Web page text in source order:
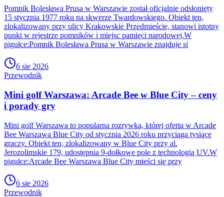
Pomnik Bolesława Prusa w Warszawie został oficjalnie odsłonięty
15 stycznia 1977 roku na skwerze Twardowskiego. Obiekt ten,
zlokalizowany przy ulicy Krakowskie Przedmieście, stanowi istotny
punkt w rejestrze pomników i miejsc pamięci narodowej.W
pigułce:Pomnik Bolesława Prusa w Warszawie znajduje si
6 sie 2026
Przewodnik
Mini golf Warszawa: Arcade Bee w Blue City – ceny
i porady gry
Mini golf Warszawa to popularna rozrywka, której oferta w Arcade
Bee Warszawa Blue City od stycznia 2026 roku przyciąga tysiące
graczy. Obiekt ten, zlokalizowany w Blue City przy al.
Jerozolimskie 179, udostępnia 9-dołkowe pole z technologią UV.W
pigułce:Arcade Bee Warszawa Blue City mieści się przy
6 sie 2026
Przewodnik